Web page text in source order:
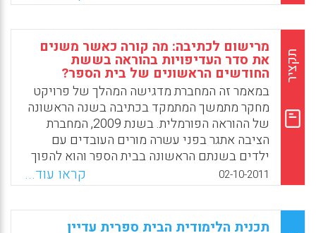
מטקסטים. "צריך לתגבר ילדים מתקשים בכיתה
זו", אומרת החוקרת. בטור שכתבה עבור מגזין טיים,
מסבירה חוקרת וסופרת מוכרת בארה"ב, אנני מרפי
פול, שספרה הבא "מבריק – המדע שמאחורי
החוכמה" עוסק בנושא זה בדיוק, מדוע דווקא
כיתה ג' היא משמעותית כל כך. לפי פול, העניין
קשור בעיקר ביכולות קריאה ועיבוד מידע. בכיתה
ג', מסתבר, יפסיק הילד לקרוא בטקסט את הסיפור
הכללי, ויתחיל לדלות מהמילים אינפורמציה
(נטעלי גבירץ) .
WhatsApp
Facebook
Email
X
תקציר
מרישום לכתיבה: מה קורה כאשר משנים
את סדר העדיפויות בהוראה בששת
החודשים הראשונים של בית הספר?
במאמר זה המחברת מדגישה המהלך של פרויקט
מחקר מתמשך המתמקד בכתיבה בשנה הראשונה
של ההוראה הפורמלית. בשנת 2009, המחברת
הציבה אתגר בפני עשרה מורים העובדים עם
ילדים בשנתם הראשונה בבית הספר והוא להפוך
את הרישום למרכזי יותר בתכנית הכתיבה שלהם,
בייחוד במהלך המחצית הראשונה של השנה.
המחברת רצתה לבחון את הקשר בין הקניית
הרישום לבין הלמידה של הילדים לקראת כתיבה.
02-10-2011 קראו עוד...
תכנית הלימודית הבית ספרית עדיין